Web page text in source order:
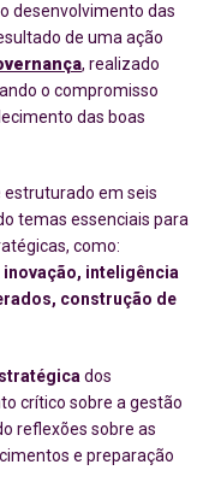
desenvolvimento das
de uma ação
, realizado
o compromisso
das boas
estruturado em seis
temas essenciais para
como:
inteligência
construção de
dos
crítico sobre a gestão
reflexões sobre as
e preparação